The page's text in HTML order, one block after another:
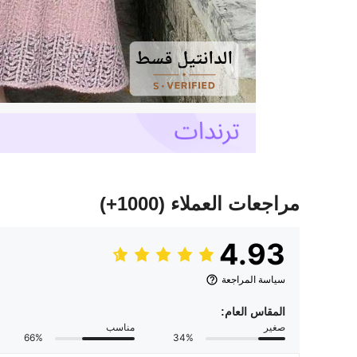
مراجعات العملاء (1000+)
4.93
سياسة المراجعة
المقاس العام:
صغير
34%
مناسب
66%